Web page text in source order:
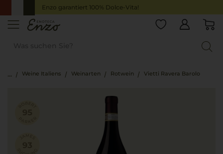
Enzo garantiert 100% Dolce-Vita!
Weine Italiens Weinarten Rotwein Vietti Ravera Barolo